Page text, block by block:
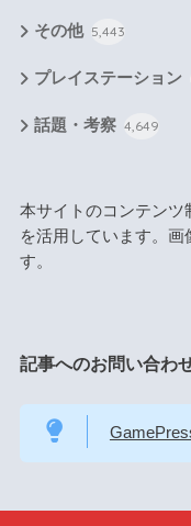
その他 5,443
プレイステーション
話題・考察 4,649
本サイトのコンテンツ
を活用しています。画
す。
記事へのお問い合わ